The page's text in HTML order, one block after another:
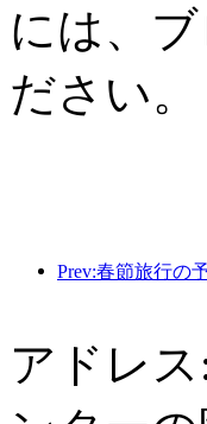
には、
ださい。
アドレ